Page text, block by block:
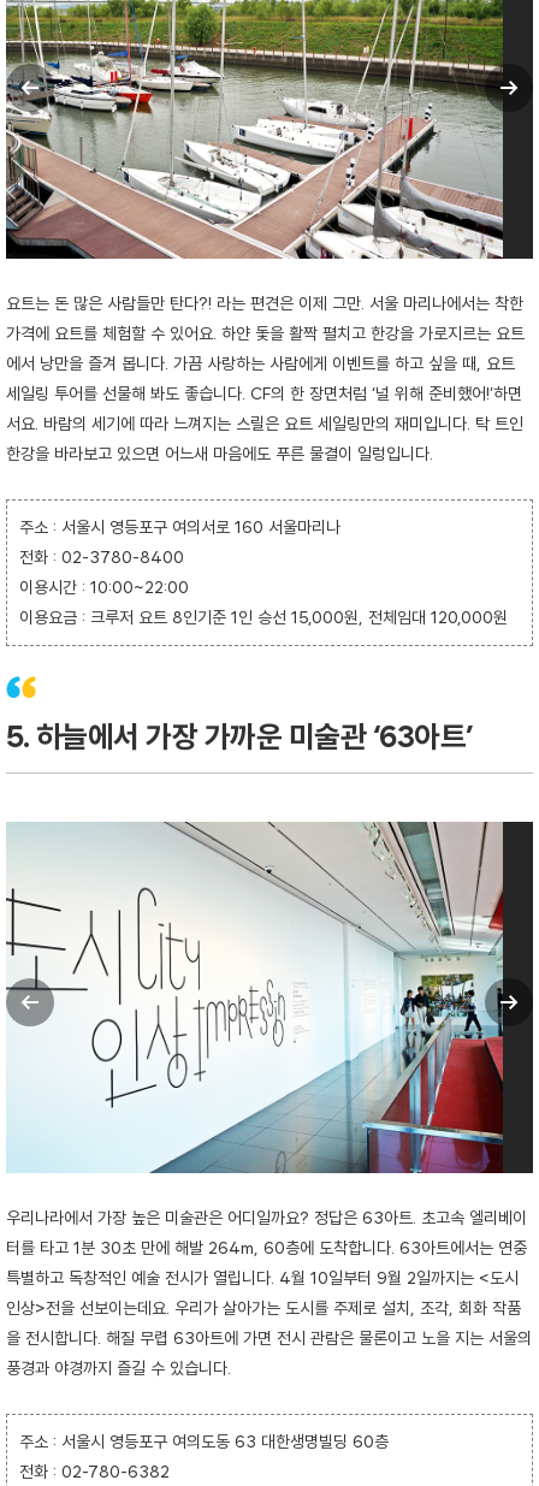
요트는 돈 많은 사람들만 탄다?! 라는 편견은 이제 그만. 서울 마리나에서는 착한
가격에 요트를 체험할 수 있어요. 하얀 돛을 활짝 펼치고 한강을 가로지르는 요트
에서 낭만을 즐겨 봅니다. 가끔 사랑하는 사람에게 이벤트를 하고 싶을 때, 요트
세일링 투어를 선물해 봐도 좋습니다. CF의 한 장면처럼 ‘널 위해 준비했어!’하면
서요. 바람의 세기에 따라 느껴지는 스릴은 요트 세일링만의 재미입니다. 탁 트인
한강을 바라보고 있으면 어느새 마음에도 푸른 물결이 일렁입니다.
주소 : 서울시 영등포구 여의서로 160 서울마리나
전화 : 02-3780-8400
이용시간 : 10:00~22:00
이용요금 : 크루저 요트 8인기준 1인 승선 15,000원, 전체임대 120,000원
5. 하늘에서 가장 가까운 미술관 ‘63아트’
우리나라에서 가장 높은 미술관은 어디일까요? 정답은 63아트. 초고속 엘리베이
터를 타고 1분 30초 만에 해발 264m, 60층에 도착합니다. 63아트에서는 연중
특별하고 독창적인 예술 전시가 열립니다. 4월 10일부터 9월 2일까지는 <도시
인상>전을 선보이는데요. 우리가 살아가는 도시를 주제로 설치, 조각, 회화 작품
을 전시합니다. 해질 무렵 63아트에 가면 전시 관람은 물론이고 노을 지는 서울의
풍경과 야경까지 즐길 수 있습니다.
주소 : 서울시 영등포구 여의도동 63 대한생명빌딩 60층
전화 : 02-780-6382